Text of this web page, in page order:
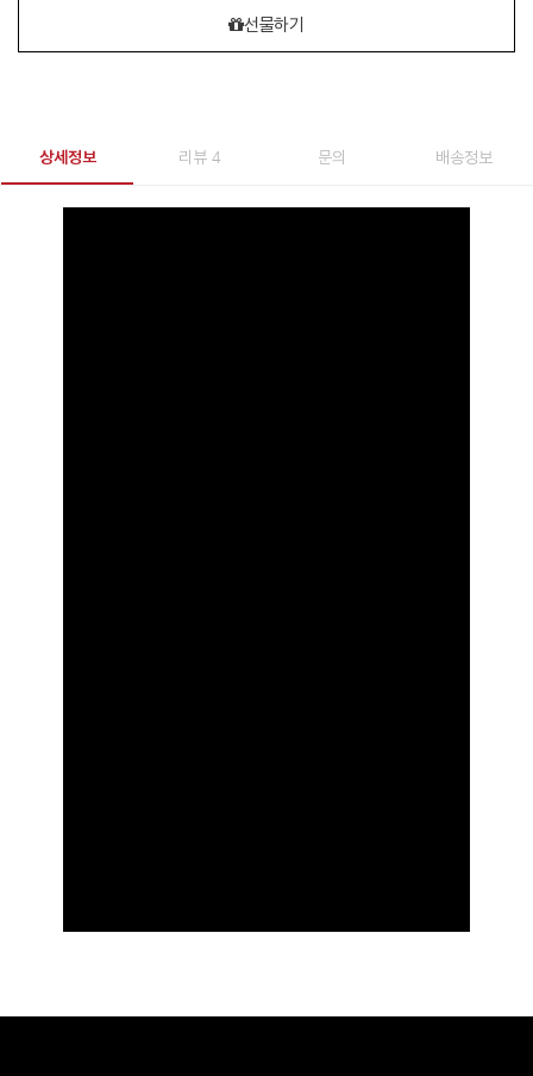
선물하기
상세정보 리뷰 4 문의 배송정보